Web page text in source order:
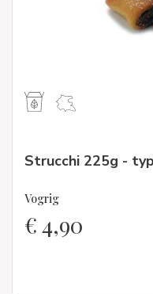
Strucchi 225g -
Vogrig
€4,90